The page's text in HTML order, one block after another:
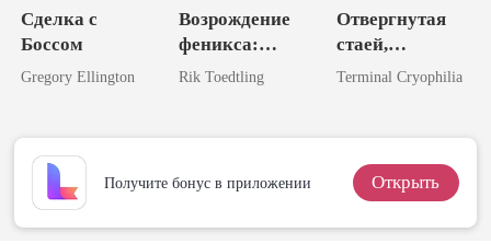
Сделка с
Боссом
Gregory Ellington
Возрождение
феникса:
Месть
Rik Toedtling
Отвергнутая
стаей,
предназначенн
Terminal Cryophilia
Получите бонус в приложении Открыть